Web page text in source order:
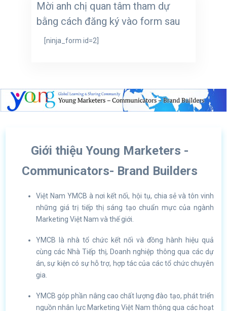
Mời anh chị quan tâm tham dự
bằng cách đăng ký vào form sau
[ninja_form id=2]
Giới thiệu Young Marketers -
Communicators- Brand Builders
Việt Nam YMCB à nơi kết nối, hội tụ, chia sẻ và tôn vinh
những giá trị tiếp thị sáng tạo chuẩn mực của ngành
Marketing Việt Nam và thế giới.
YMCB là nhà tổ chức kết nối và đồng hành hiệu quả
cùng các Nhà Tiếp thị, Doanh nghiệp thông qua các dự
án, sự kiện có sự hỗ trợ, hợp tác của các tổ chức chuyên
gia.
YMCB góp phần nâng cao chất lượng đào tạo, phát triển
nguồn nhân lực Marketing Việt Nam thông qua các hoạt